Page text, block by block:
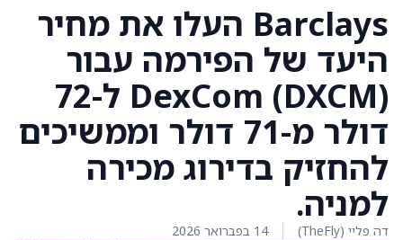
Barclays העלו את מחיר
היעד של הפירמה עבור
DexCom (DXCM) ל-72
דולר מ-71 דולר וממשיכים
להחזיק בדירוג מכירה
למניה.
דה פליי (TheFly) 14 בפברואר 2026